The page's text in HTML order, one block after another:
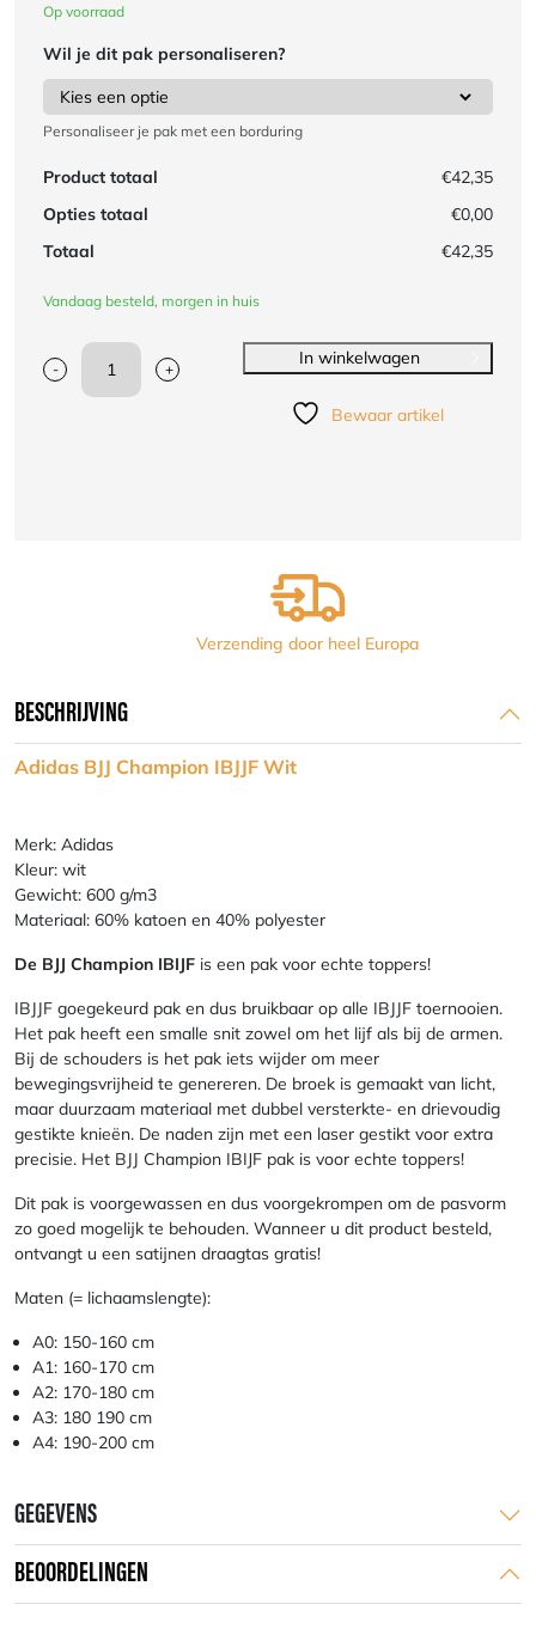
Op voorraad
Wil je dit pak personaliseren?
Personaliseer je pak met een borduring
Product totaal
€42,35
Opties totaal
€0,00
Totaal
€42,35
Vandaag besteld, morgen in huis
-
Adidas
+
In winkelwagen
Bewaar artikel
Verzending door heel Europa
BESCHRIJVING
Adidas BJJ Champion IBJJF Wit
Merk: Adidas
Kleur: wit
Gewicht: 600 g/m3
Materiaal: 60% katoen en 40% polyester
De BJJ Champion IBIJF is een pak voor echte toppers!
IBJJF goegekeurd pak en dus bruikbaar op alle IBJJF toernooien.
Het pak heeft een smalle snit zowel om het lijf als bij de armen.
Bij de schouders is het pak iets wijder om meer
bewegingsvrijheid te genereren. De broek is gemaakt van licht,
maar duurzaam materiaal met dubbel versterkte- en drievoudig
gestikte knieën. De naden zijn met een laser gestikt voor extra
precisie. Het BJJ Champion IBIJF pak is voor echte toppers!
Dit pak is voorgewassen en dus voorgekrompen om de pasvorm
zo goed mogelijk te behouden. Wanneer u dit product besteld,
ontvangt u een satijnen draagtas gratis!
Maten (= lichaamslengte):
A0: 150-160 cm
A1: 160-170 cm
A2: 170-180 cm
A3: 180 190 cm
A4: 190-200 cm
GEGEVENS
BEOORDELINGEN